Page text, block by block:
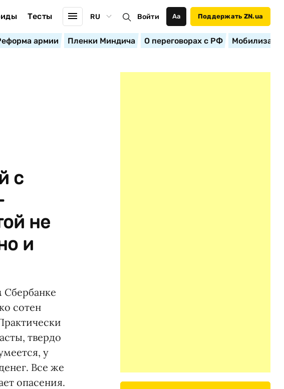
Тесты RU Войти Аа Поддержать ZN.ua
армии Пленки Миндича О переговорах с РФ
с
не
и
Сбербанке
сотен
твердо
у
Все же
опасения.